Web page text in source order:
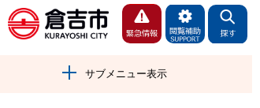
サブメニュー表示